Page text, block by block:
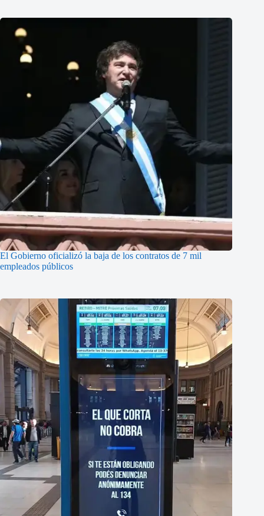
El Gobierno oficializó la baja de los contratos de 7 mil
empleados públicos